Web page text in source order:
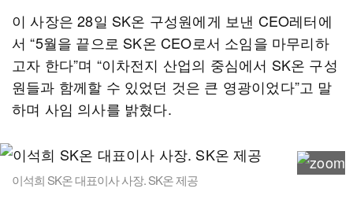
이 사장은 28일 SK온 구성원에게 보낸 CEO레터에
서 “5월을 끝으로 SK온 CEO로서 소임을 마무리하
고자 한다”며 “이차전지 산업의 중심에서 SK온 구성
원들과 함께할 수 있었던 것은 큰 영광이었다”고 말
하며 사임 의사를 밝혔다.
이석희 SK온 대표이사 사장. SK온 제공